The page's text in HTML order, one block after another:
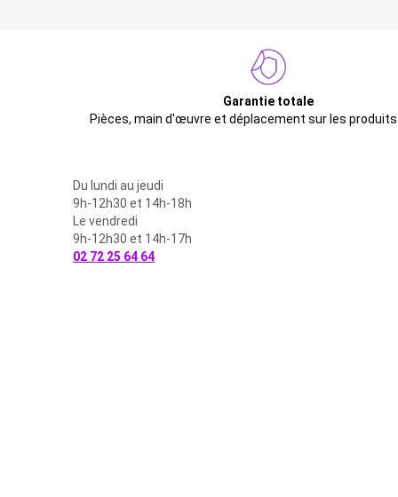
Garantie totale
Pièces, main d'œuvre et déplacement sur les
Du lundi au jeudi
9h-12h30 et 14h-18h
Le vendredi
9h-12h30 et 14h-17h
02 72 25 64 64